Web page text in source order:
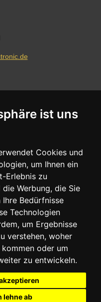
Ihr
Die
ist uns
Cookies und
um Ihnen ein
Erlebnis zu
Werbung, die Sie
Ihre Bedürfnisse
Technologien
um Ergebnisse
verstehen, woher
kommen oder um
zu entwickeln.
lehne ab
104
|AGB|Kontakt
|Hinweispflicht zur